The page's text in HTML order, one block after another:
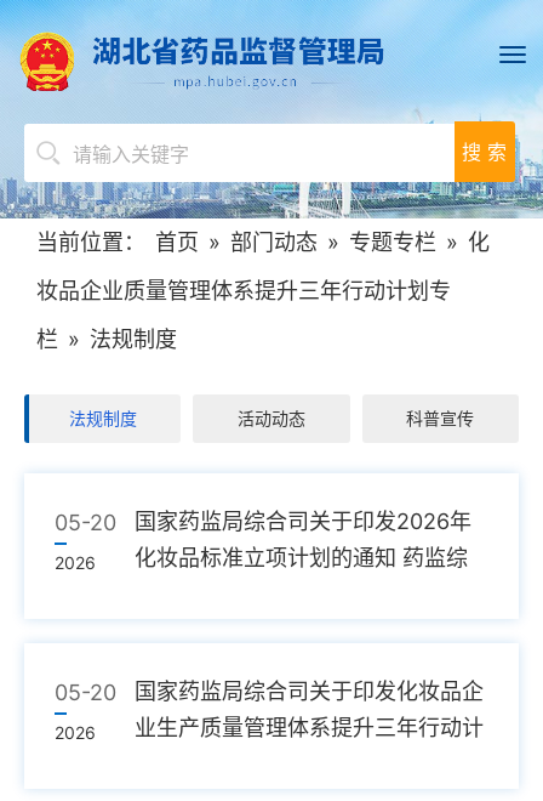
搜 索
当前位置： 首页 » 部门动态 » 专题专栏 » 化
妆品企业质量管理体系提升三年行动计划专
栏 » 法规制度
法规制度 活动动态 科普宣传
05-20
2026
国家药监局综合司关于印发2026年
化妆品标准立项计划的通知 药监综
05-20
2026
国家药监局综合司关于印发化妆品企
业生产质量管理体系提升三年行动计